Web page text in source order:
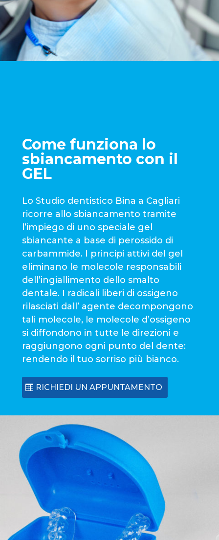
Come funziona lo
sbiancamento con il
GEL
Lo Studio dentistico Bina a Cagliari
ricorre allo sbiancamento tramite
l’impiego di uno speciale gel
sbiancante a base di perossido di
carbammide. I principi attivi del gel
eliminano le molecole responsabili
dell’ingiallimento dello smalto
dentale. I radicali liberi di ossigeno
rilasciati dall’ agente decompongono
tali molecole, le molecole d’ossigeno
si diffondono in tutte le direzioni e
raggiungono ogni punto del dente:
rendendo il tuo sorriso più bianco.
RICHIEDI UN APPUNTAMENTO